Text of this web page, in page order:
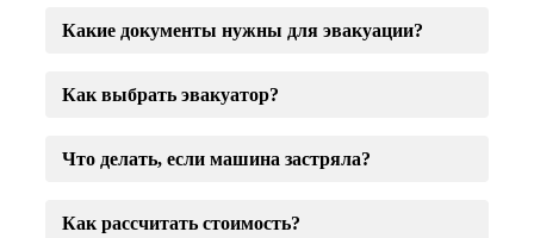
Какие документы нужны для эвакуации?
Как выбрать эвакуатор?
Что делать, если машина застряла?
Как рассчитать стоимость?